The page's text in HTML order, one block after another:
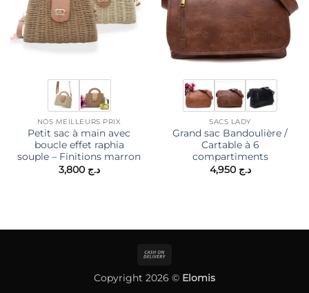
NOS MEILLEURS PRIX
Petit sac à main avec
boucle effet raphia
souple – Finitions marron
د.ج 3,800
SACS LADY
Grand sac Bandoulière /
Cartable à 6
compartiments
د.ج 4,950
Delivery
Copyright 2026 © Elomis